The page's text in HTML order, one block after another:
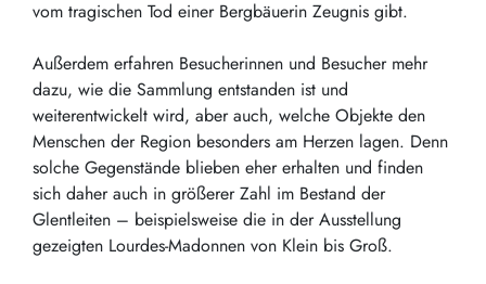
vom tragischen Tod einer Bergbäuerin Zeugnis gibt.
Außerdem erfahren Besucherinnen und Besucher mehr
dazu, wie die Sammlung entstanden ist und
weiterentwickelt wird, aber auch, welche Objekte den
Menschen der Region besonders am Herzen lagen. Denn
solche Gegenstände blieben eher erhalten und finden
sich daher auch in größerer Zahl im Bestand der
Glentleiten – beispielsweise die in der Ausstellung
gezeigten Lourdes-Madonnen von Klein bis Groß.